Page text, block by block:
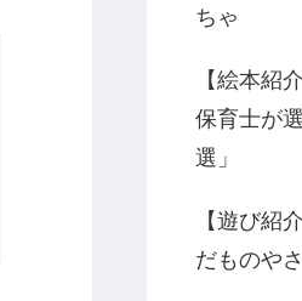
ちゃ
【絵本紹
保育士が
選」
【遊び紹
だものや